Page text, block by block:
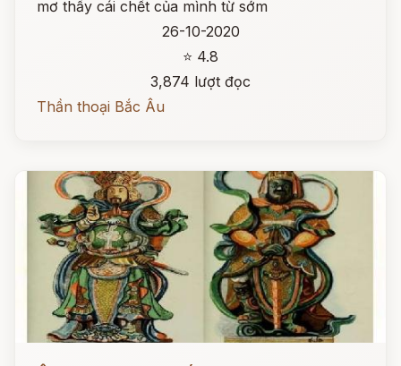
mơ thấy cái chết của mình từ sớm
26-10-2020
⭐ 4.8
3,874 lượt đọc
Thần thoại Bắc Âu
Đọc ngay